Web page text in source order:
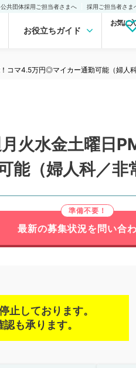
共団体採用ご担当者さまへ 採用ご担当者さま
お役立ちガイド
お気に
コマ4.5万円◎マイカー通勤可能（婦人科
火水金土曜日
（婦人科／非
最新の募集状況を問い合
止しております。
も承ります。